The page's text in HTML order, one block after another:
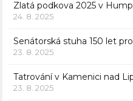
Zlatá podkova 2025 v
24. 8. 2025
Senátorská stuha 150 let
23. 8. 2025
Tatrování v Kamenici nad
23. 8. 2025